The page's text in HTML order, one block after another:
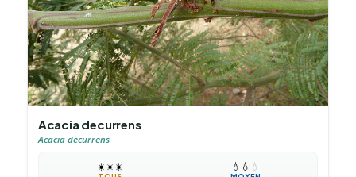
Acacia decurrens
Acacia decurrens
☀️☀️☀️ 💧 💧 💧